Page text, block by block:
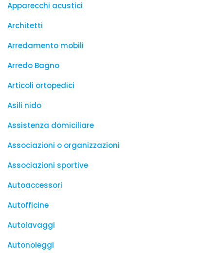
Apparecchi acustici
Architetti
Arredamento mobili
Arredo Bagno
Articoli ortopedici
Asili nido
Assistenza domiciliare
Associazioni o organizzazioni
Associazioni sportive
Autoaccessori
Autofficine
Autolavaggi
Autonoleggi